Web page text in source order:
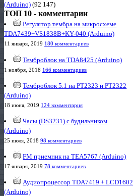
(Arduino) (92 147)
ТОП 10 - комментарии
Регулятор тембра на микросхеме
TDA7439+VS1838B+KY-040 (Arduino)
11 января, 2019 180 комментариев
Темброблок на TDA8425 (Arduino)
1 ноября, 2018 166 комментариев
Темброблок 5.1 на PT2323 и PT2322
(Arduino)
18 июня, 2019 124 комментария
Часы (DS3231) с будильником
(Arduino)
25 июля, 2018 98 комментариев
FM приемник на TEA5767 (Arduino)
17 января, 2019 78 комментариев
Аудиопроцессор TDA7419 + LCD1602
(Arduino)